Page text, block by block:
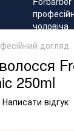
догляд
250ml
Написати відгук